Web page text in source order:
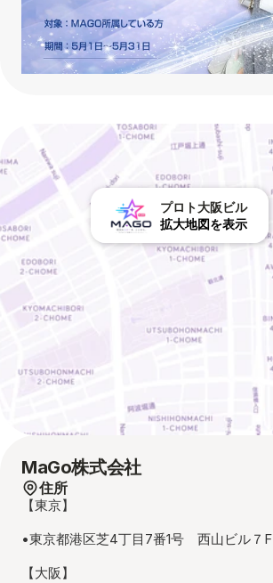
プロト大阪ビル
拡大地図を表示
MaGo株式会社
住所
【東京】
•東京都港区芝4丁目7番1号　西山ビル７F
【大阪】